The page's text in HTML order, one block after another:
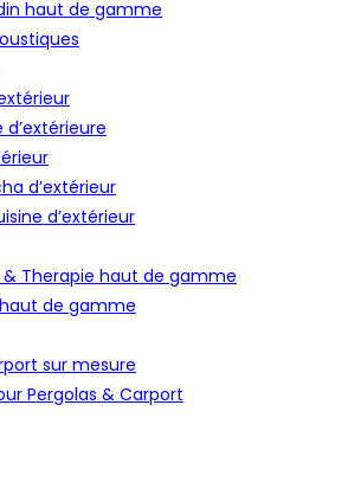
haut de gamme
d’extérieur
d’extérieur
& Therapie haut de gamme
de gamme
sur mesure
Pergolas & Carport